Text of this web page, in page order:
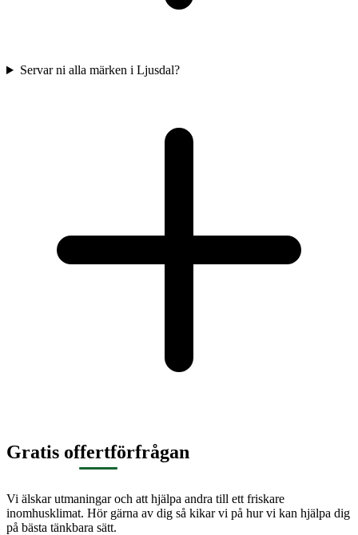
Servar ni alla märken i Ljusdal?
Gratis offertförfrågan
Vi älskar utmaningar och att hjälpa andra till ett friskare
inomhusklimat. Hör gärna av dig så kikar vi på hur vi kan hjälpa dig
på bästa tänkbara sätt.